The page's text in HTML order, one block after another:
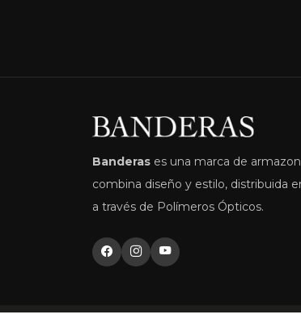
Banderas es una marca de
combina diseño y estilo, distribuida
a través de Polímeros Ópticos.